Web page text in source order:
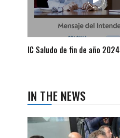
IC Saludo de fin de año 2024
IN THE NEWS